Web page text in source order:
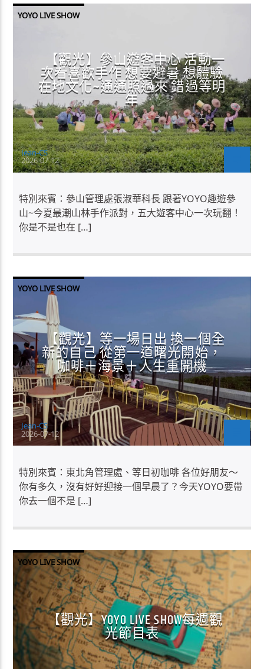
YOYO LIVE SHOW
【觀光】參山遊客中心 活動一
次看喜歡手作 想要避暑 想體驗
在地文化~通通照過來 錯過等明
年
Jean-CS
2026-07-12
特別來賓：參山管理處張淑華科長 跟著YOYO趣遊參
山~今夏最潮山林手作派對，五大遊客中心一次玩翻！
你是不是也在 […]
YOYO LIVE SHOW
【觀光】等一場日出 換一個全
新的自己 從第一道曙光開始，
咖啡＋海景＋人生重開機
Jean-CS
2026-07-12
特別來賓：東北角管理處、等日初咖啡 各位好朋友～
你有多久，沒有好好迎接一個早晨了？今天YOYO要帶
你去一個不是 […]
YOYO LIVE SHOW
【觀光】YOYO LIVE SHOW每週觀
光節目表